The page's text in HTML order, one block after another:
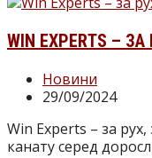
WIN EXPERTS –
Новини
29/09/2024
Win Experts – за
канату серед